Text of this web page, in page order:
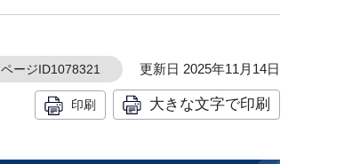
ページID1078321 更新日 2025年11月14日
印刷 大きな文字で印刷